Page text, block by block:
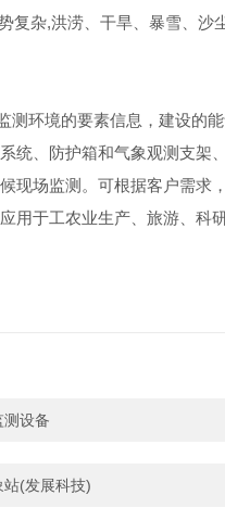
复杂,洪涝、干旱、暴雪、沙
境的要素信息，建设的能
、防护箱和气象观测支架
现场监测。可根据客户需
用于工农业生产、旅游、科
设备
(发展科技)